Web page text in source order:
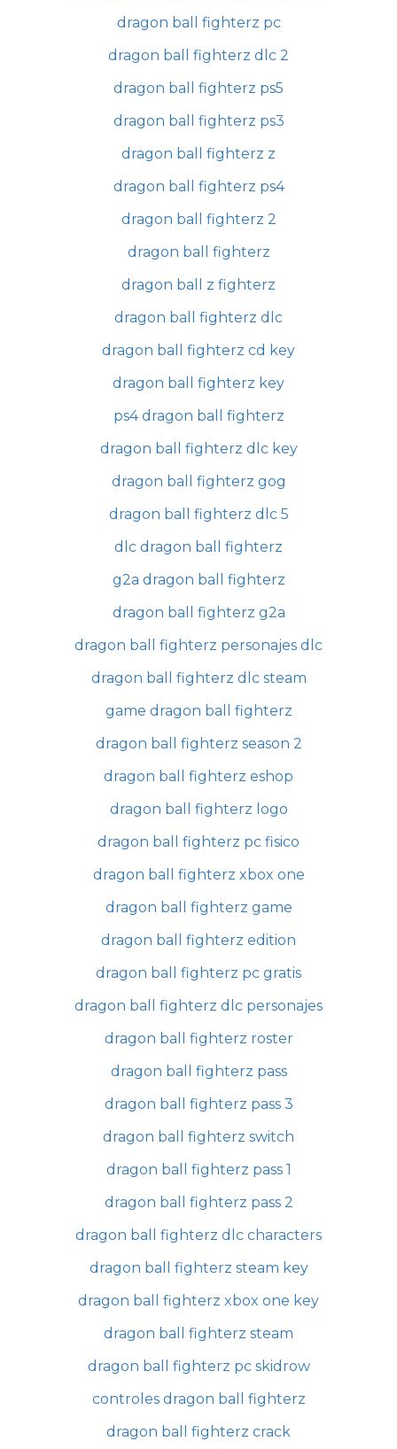
dragon ball fighterz pc
dragon ball fighterz dlc 2
dragon ball fighterz ps5
dragon ball fighterz ps3
dragon ball fighterz z
dragon ball fighterz ps4
dragon ball fighterz 2
dragon ball fighterz
dragon ball z fighterz
dragon ball fighterz dlc
dragon ball fighterz cd key
dragon ball fighterz key
ps4 dragon ball fighterz
dragon ball fighterz dlc key
dragon ball fighterz gog
dragon ball fighterz dlc 5
dlc dragon ball fighterz
g2a dragon ball fighterz
dragon ball fighterz g2a
dragon ball fighterz personajes dlc
dragon ball fighterz dlc steam
game dragon ball fighterz
dragon ball fighterz season 2
dragon ball fighterz eshop
dragon ball fighterz logo
dragon ball fighterz pc fisico
dragon ball fighterz xbox one
dragon ball fighterz game
dragon ball fighterz edition
dragon ball fighterz pc gratis
dragon ball fighterz dlc personajes
dragon ball fighterz roster
dragon ball fighterz pass
dragon ball fighterz pass 3
dragon ball fighterz switch
dragon ball fighterz pass 1
dragon ball fighterz pass 2
dragon ball fighterz dlc characters
dragon ball fighterz steam key
dragon ball fighterz xbox one key
dragon ball fighterz steam
dragon ball fighterz pc skidrow
controles dragon ball fighterz
dragon ball fighterz crack